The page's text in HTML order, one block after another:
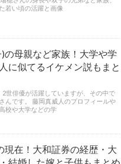
若い頃の活躍と画像
の母親など家族！大学や学
に似てるイケメン説もまと
世俳優が活躍していますが、その中で
んです。 藤岡真威人のプロフィールや
校や大学などの学
現在！大和証券の経歴・大